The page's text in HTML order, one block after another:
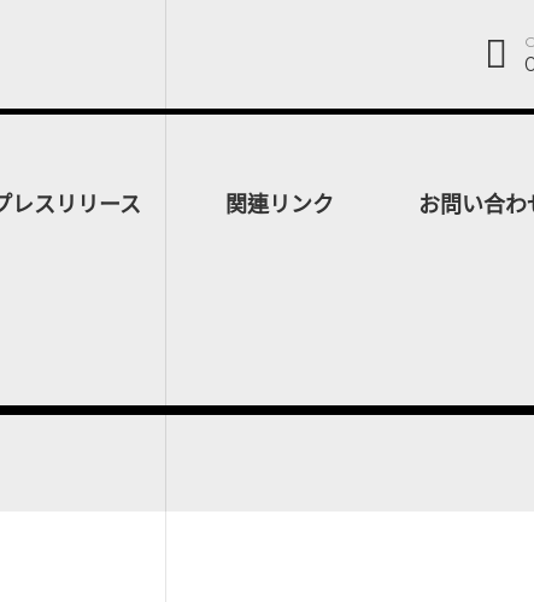
レスリリース 関連リンク お問い合わ